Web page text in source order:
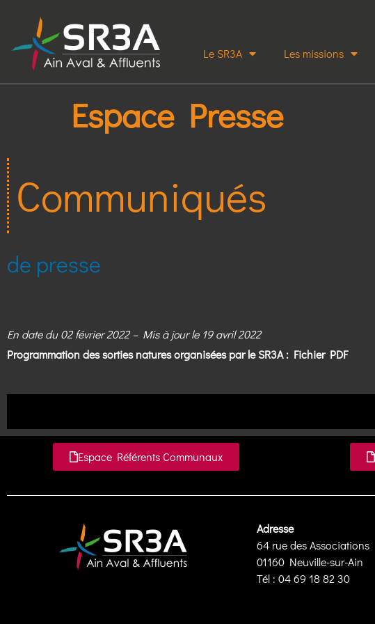
Le SR3A Les missions
Espace Presse
Communiqués
de presse
En date du 02 février 2022 – Mis à jour le 19 avril 2022
Programmation des sorties natures organisées par le SR3A : Fichier PDF
Espace Référents Communaux
Adresse
64 rue des Associations
01160 Neuville-sur-Ain
Tél : 04 69 18 82 30